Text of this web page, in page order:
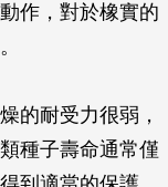
作，對於橡實的
的耐受力很弱，
種子壽命通常僅